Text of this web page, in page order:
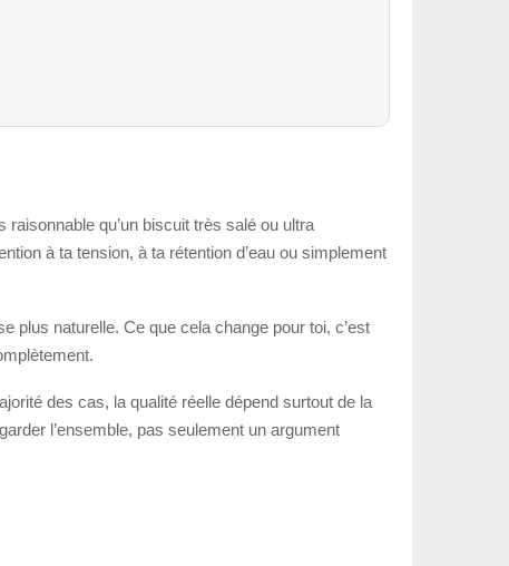
qu’un biscuit très salé ou ultra
à ta tension, à ta rétention d’eau ou simplement
plus naturelle. Ce que cela change pour toi, c’est
des cas, la qualité réelle dépend surtout de la
l’ensemble, pas seulement un argument